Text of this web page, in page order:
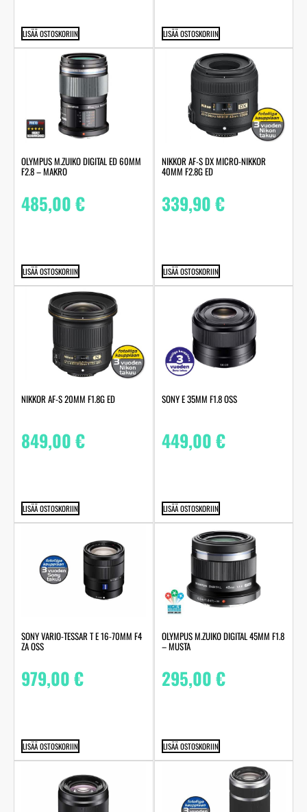
LISÄÄ OSTOSKORIIN LISÄÄ OSTOSKORIIN
OLYMPUS M.ZUIKO DIGITAL ED 60MM
F2.8 – MAKRO
485,00€
LISÄÄ OSTOSKORIIN
NIKKOR AF-S DX MICRO-NIKKOR
40MM F2.8G ED
339,90€
LISÄÄ OSTOSKORIIN
NIKKOR AF-S 20MM F1.8G ED
849,00€
LISÄÄ OSTOSKORIIN
SONY E 35MM F1.8 OSS
449,00€
LISÄÄ OSTOSKORIIN
SONY VARIO-TESSAR T E 16-70MM F4
ZA OSS
979,00€
LISÄÄ OSTOSKORIIN
OLYMPUS M.ZUIKO DIGITAL 45MM F1.8
– MUSTA
295,00€
LISÄÄ OSTOSKORIIN